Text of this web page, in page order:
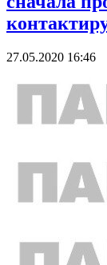
27.05.2020 16:46